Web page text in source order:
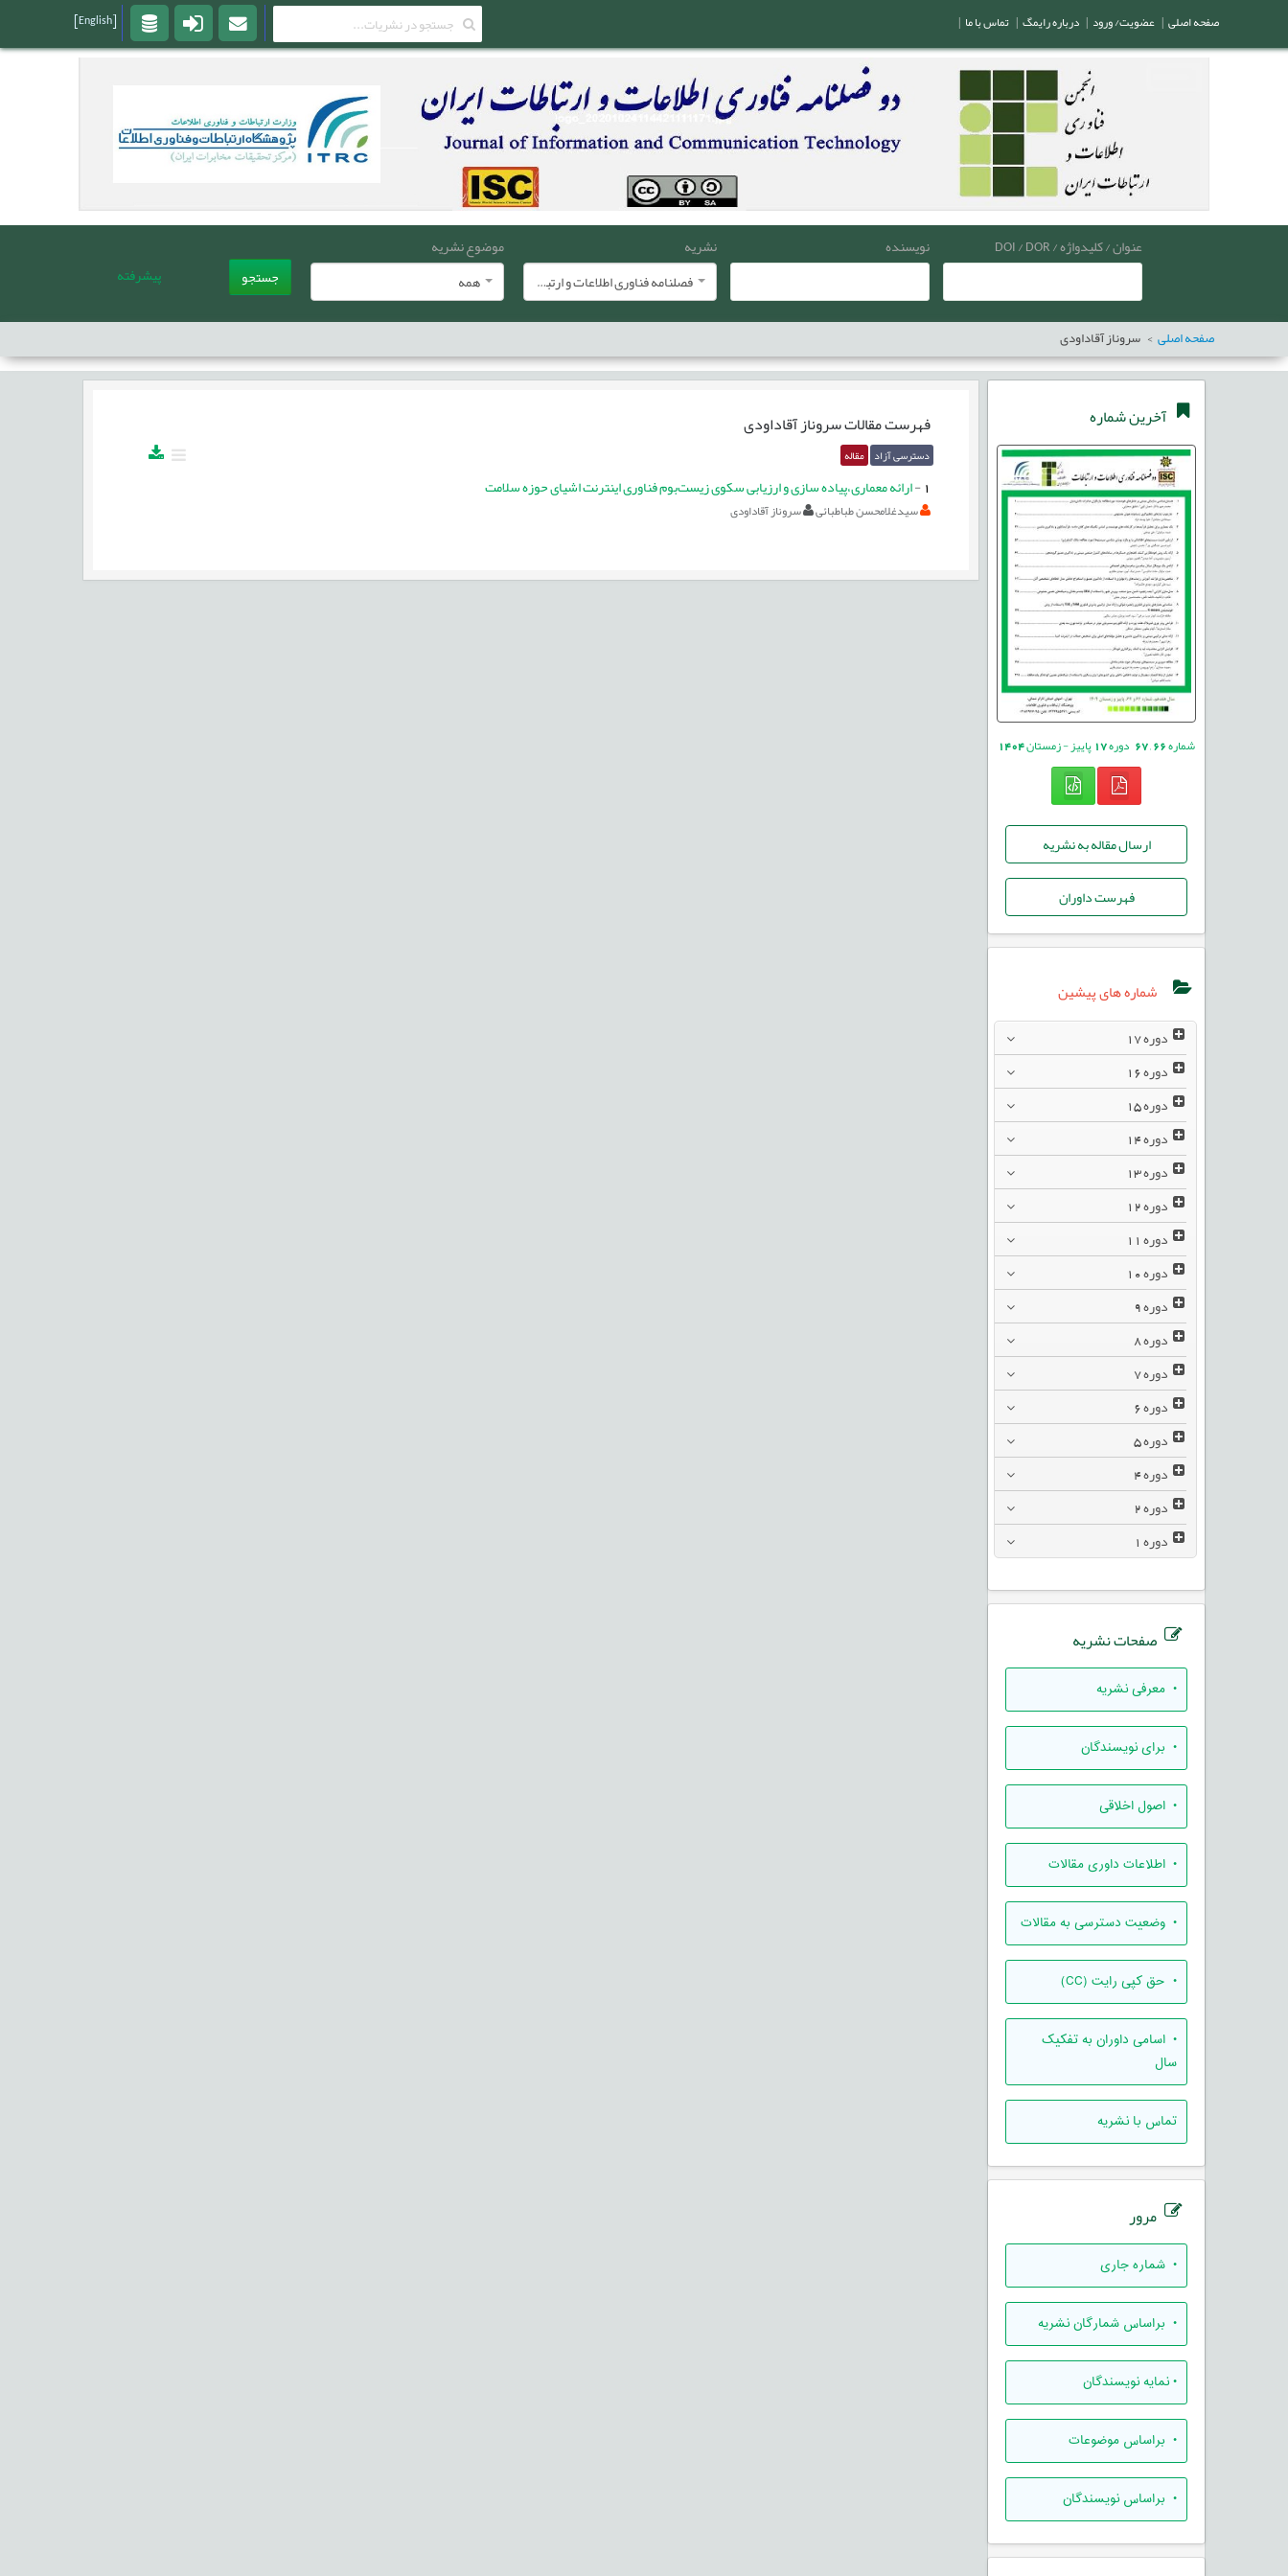
عنوان / کلیدواژه / DOI / DOR نویسنده
نشریه
فصلنامه فناوری اطلاعات و ارتباطات ایران
موضوع نشریه
همه
جستجو پیشرفته
صفحه اصلی سروناز آقاداودی
آخرین شماره
شماره66
,
67 دوره17پاییز - زمستان1404
ارسال مقاله به نشریه
فهرست داوران
شماره های پیشین
دوره
دوره
دوره
دوره
دوره
دوره
دوره
دوره
دوره
دوره
دوره
دوره
دوره
دوره
دوره
دوره
صفحات نشریه
• معرفی نشریه
• برای نویسندگان
• اصول اخلاقی
• اطلاعات داوری مقالات
• وضعیت دسترسی به مقالات
• حق کپی رایت (CC)
• اسامی داوران به تفکیک
سال
تماس با نشریه
مرور
• شماره جاری
• براساس شمارگان نشریه
•نمایه نویسندگان
• براساس موضوعات
• براساس نویسندگان
فهرست مقالاتسروناز آقاداودی
دسترسی آزاد مقاله
1
-ارائه معماری،پیاده سازی و ارزیابی سکوی زیست‌بوم فناوری اینترنت اشیای حوزه سلامت
سیدغلامحسن طباطبائی سروناز آقاداودی
صفحه اصلی | عضویت/ ورود | درباره رایمگ | تماس با ما |
[English]